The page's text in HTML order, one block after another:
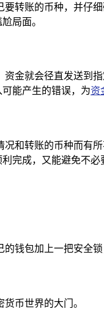
转账的币种，并仔
局面。
金就会径直发送到
能产生的错误，为资
和转账的币种而有
完成，又能避免不必
钱包加上一把安全锁
币世界的大门。